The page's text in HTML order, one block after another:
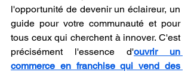
l'opportunité de devenir un éclaireur, un
guide pour votre communauté et pour
tous ceux qui cherchent à innover. C'est
précisément l'essence d'ouvrir un
commerce en franchise qui vend des